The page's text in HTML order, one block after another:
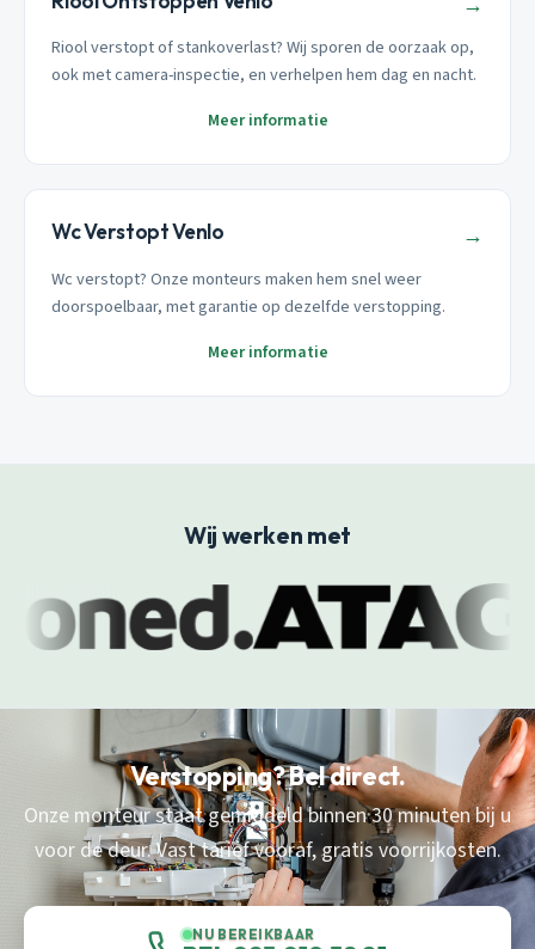
Riool verstopt of stankoverlast? Wij sporen de oorzaak op,
ook met camera-inspectie, en verhelpen hem dag en nacht.
Meer informatie
Wc Verstopt Venlo →
Wc verstopt? Onze monteurs maken hem snel weer
doorspoelbaar, met garantie op dezelfde verstopping.
Meer informatie
Wij werken met
Verstopping? Bel direct.
Onze monteur staat gemiddeld binnen 30 minuten bij u
voor de deur. Vast tarief vooraf, gratis voorrijkosten.
NU BEREIKBAAR